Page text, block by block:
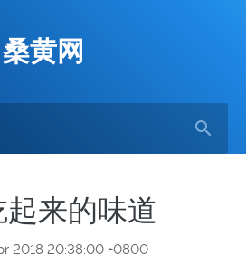
桑黄网
来的味道
2018 20:38:00 +0800